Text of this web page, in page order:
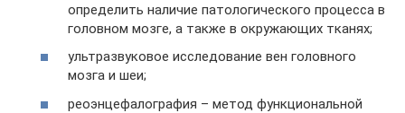
определить наличие патологического процесса в
головном мозге, а также в окружающих тканях;
ультразвуковое исследование вен головного
мозга и шеи;
реоэнцефалография – метод функциональной